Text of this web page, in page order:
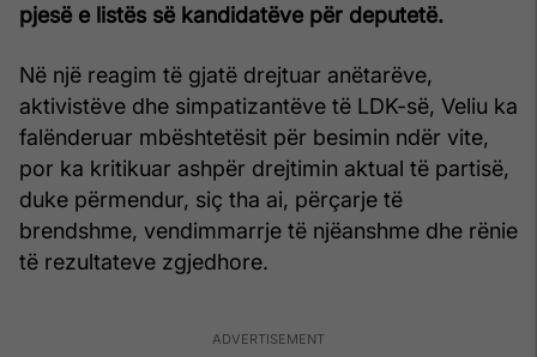
pjesë e listës së kandidatëve për deputetë.
Në një reagim të gjatë drejtuar anëtarëve,
aktivistëve dhe simpatizantëve të LDK-së, Veliu ka
falënderuar mbështetësit për besimin ndër vite,
por ka kritikuar ashpër drejtimin aktual të partisë,
duke përmendur, siç tha ai, përçarje të
brendshme, vendimmarrje të njëanshme dhe rënie
të rezultateve zgjedhore.